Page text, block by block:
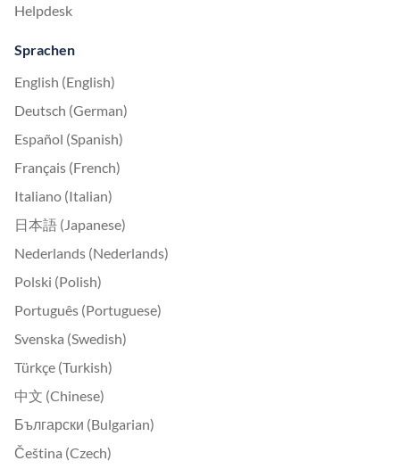
Helpdesk
Sprachen
English (English)
Deutsch (German)
Español (Spanish)
Français (French)
Italiano (Italian)
日本語 (Japanese)
Nederlands (Nederlands)
Polski (Polish)
Português (Portuguese)
Svenska (Swedish)
Türkçe (Turkish)
中文 (Chinese)
Български (Bulgarian)
Čeština (Czech)